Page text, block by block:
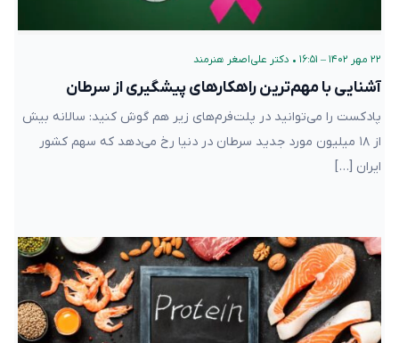
۲۲ مهر ۱۴۰۲ – ۱۶:۵۱ • دکتر علی‌اصغر هنرمند
آشنایی با مهم‌ترین راهکارهای پیشگیری از سرطان
پادکست را می‌توانید در پلت‌فرم‌های زیر هم گوش کنید: سالانه بیش
از ۱۸ میلیون مورد جدید سرطان در دنیا رخ می‌دهد که سهم کشور
ایران […]